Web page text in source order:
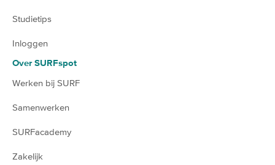
Studietips
Inloggen
Over SURFspot
Werken bij SURF
Samenwerken
SURFacademy
Zakelijk